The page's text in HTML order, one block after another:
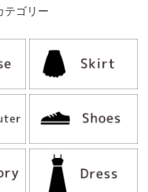
テゴリー